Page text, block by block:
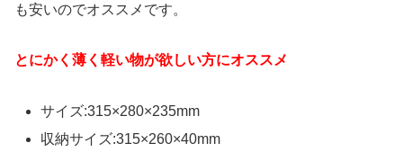
も安いのでオススメです。
とにかく薄く軽い物が欲しい方にオススメ
サイズ:315×280×235mm
収納サイズ:315×260×40mm